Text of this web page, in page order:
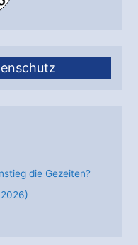
die Gezeiten?